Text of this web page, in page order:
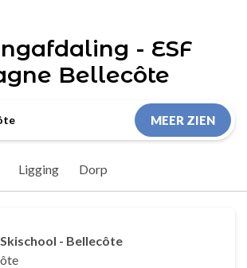
- ESF
Bellecôte
MEER ZIEN
Ligging Dorp
Skischool - Bellecôte